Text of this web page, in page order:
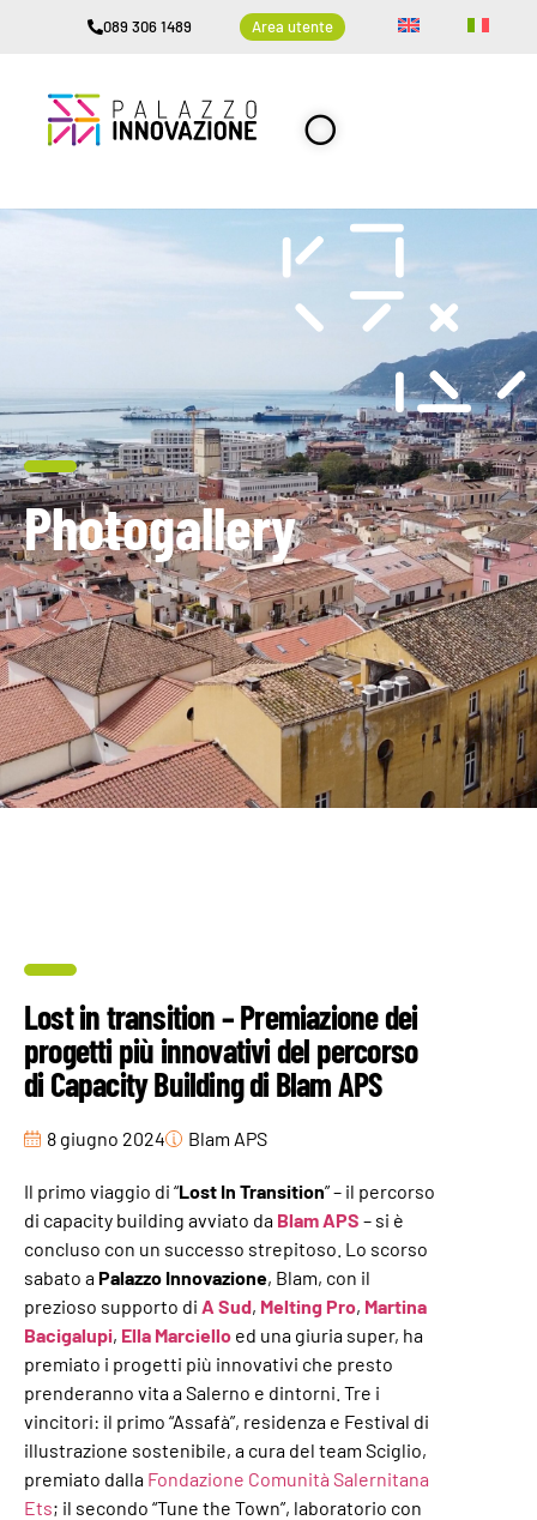
089 306 1489 Area utente
Photogallery
Lost in transition – Premiazione dei
progetti più innovativi del percorso
di Capacity Building di Blam APS ​
8 giugno 2024 Blam APS
Il primo viaggio di “Lost In Transition” – il percorso
di capacity building avviato da Blam APS – si è
concluso con un successo strepitoso. Lo scorso
sabato aPalazzo Innovazione, Blam, con il
prezioso supporto di A Sud, Melting Pro, Martina
Bacigalupi, Ella Marciello ed una giuria super, ha
premiato i progetti più innovativi che presto
prenderanno vita a Salerno e dintorni. Tre i
vincitori: il primo “Assafà”, residenza e Festival di
illustrazione sostenibile, a cura del team Sciglio,
premiato dalla Fondazione Comunità Salernitana
Ets; il secondo “Tune the Town”, laboratorio con